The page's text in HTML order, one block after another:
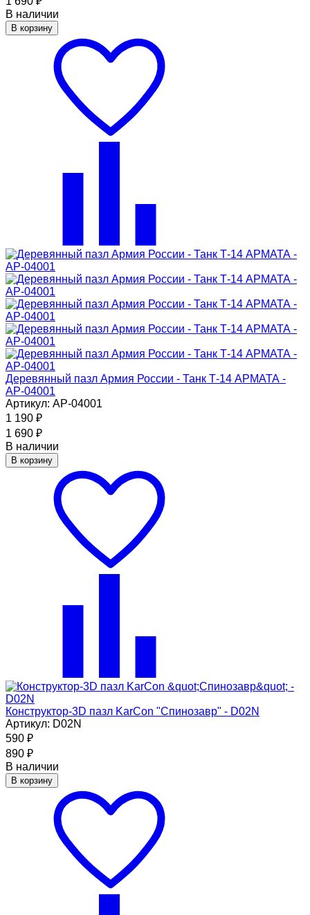
В наличии
В корзину
Деревянный пазл Армия России - Танк Т-14 АРМАТА -
АР-04001
Артикул: АР-04001
1 190 ₽
1 690 ₽
В наличии
В корзину
Конструктор-3D пазл KarCon "Спинозавр" - D02N
Артикул: D02N
590 ₽
890 ₽
В наличии
В корзину